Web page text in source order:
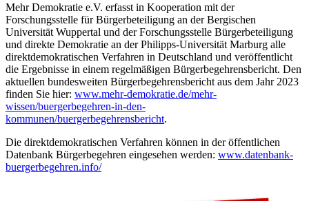
Mehr Demokratie e.V. erfasst in Kooperation mit der
Forschungsstelle für Bürgerbeteiligung an der Bergischen
Universität Wuppertal und der Forschungsstelle Bürgerbeteiligung
und direkte Demokratie an der Philipps-Universität Marburg alle
direktdemokratischen Verfahren in Deutschland und veröffentlicht
die Ergebnisse in einem regelmäßigen Bürgerbegehrensbericht. Den
aktuellen bundesweiten Bürgerbegehrensbericht aus dem Jahr 2023
finden Sie hier: www.mehr-demokratie.de/mehr-
wissen/buergerbegehren-in-den-
kommunen/buergerbegehrensbericht.
Die direktdemokratischen Verfahren können in der öffentlichen
Datenbank Bürgerbegehren eingesehen werden: www.datenbank-
buergerbegehren.info/